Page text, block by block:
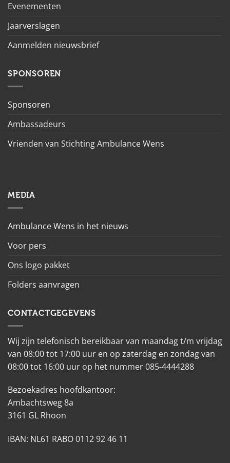
Evenementen
Jaarverslagen
Aanmelden nieuwsbrief
SPONSOREN
Sponsoren
Ambassadeurs
Vrienden van Stichting Ambulance Wens
MEDIA
Ambulance Wens in het nieuws
Voor pers
Ons logo pakket
Folders aanvragen
CONTACTGEGEVENS
Wij zijn telefonisch bereikbaar van maandag t/m vrijdag
van 08:00 tot 17:00 uur en op zaterdag en zondag van
08:00 tot 16:00 uur op het nummer 085-4444288
Bezoekadres hoofdkantoor:
Ambachtsweg 8a
3161 GL Rhoon
IBAN: NL61 RABO 0112 92 46 11